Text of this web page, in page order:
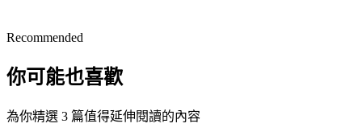
Recommended
你可能也喜歡
為你精選 3 篇值得延伸閱讀的內容